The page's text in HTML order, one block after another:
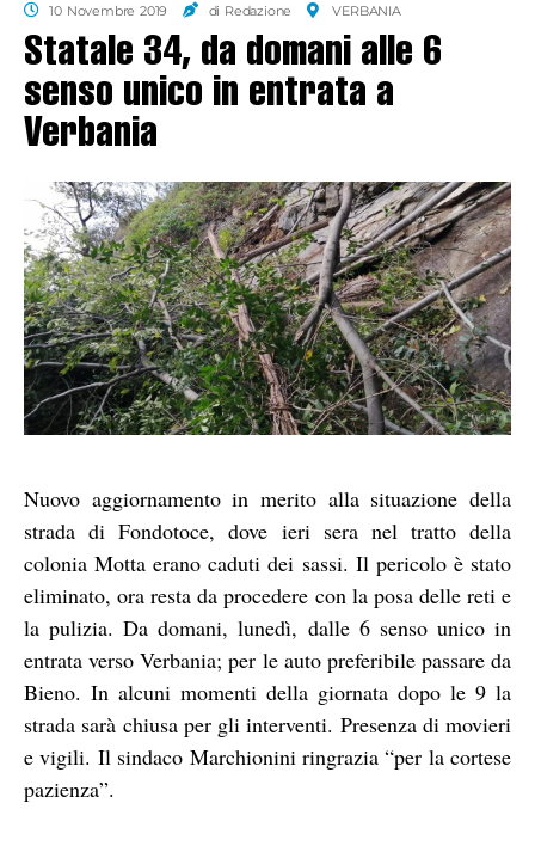
10 Novembre 2019 di Redazione VERBANIA
Statale 34, da domani alle 6
senso unico in entrata a
Verbania
Nuovo aggiornamento in merito alla situazione della
strada di Fondotoce, dove ieri sera nel tratto della
colonia Motta erano caduti dei sassi. Il pericolo è stato
eliminato, ora resta da procedere con la posa delle reti e
la pulizia. Da domani, lunedì, dalle 6 senso unico in
entrata verso Verbania; per le auto preferibile passare da
Bieno. In alcuni momenti della giornata dopo le 9 la
strada sarà chiusa per gli interventi. Presenza di movieri
e vigili. Il sindaco Marchionini ringrazia “per la cortese
pazienza”.